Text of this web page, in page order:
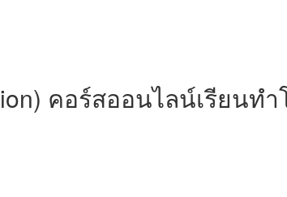
คอร์สออนไลน์เรียนท